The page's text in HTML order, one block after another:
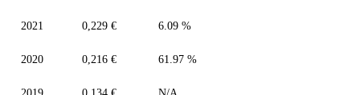
2021 0,229 € 6.09 %
2020 0,216 € 61.97 %